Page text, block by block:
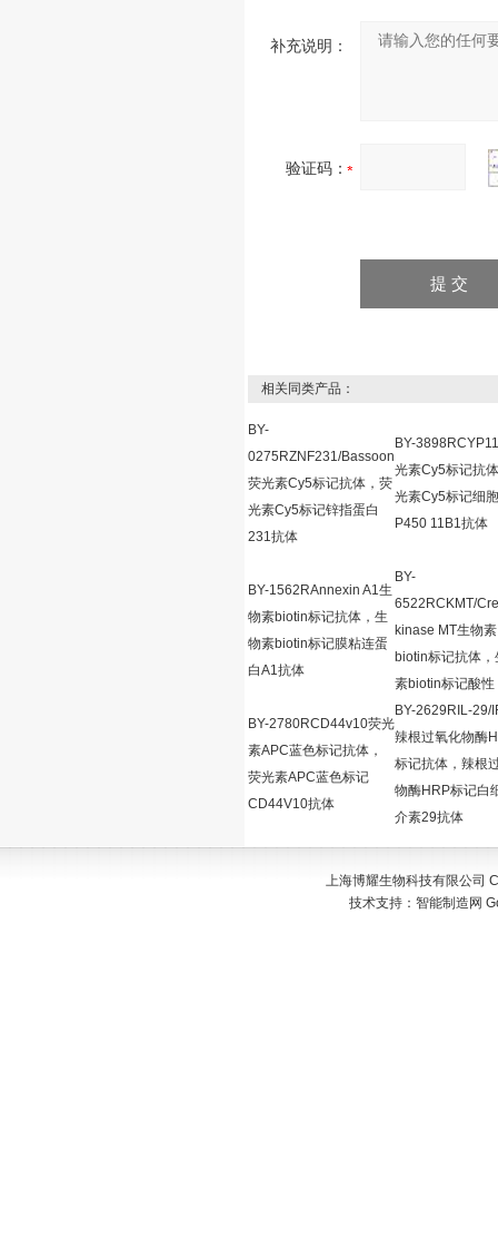
补充说明：
验证码：
相关同类产品：
BY-
0275RZNF231/Bassoon
荧光素Cy5标记抗体，荧
光素Cy5标记锌指蛋白
231抗体
BY-
光素Cy5标记抗
光素Cy5标记细
P450 11B1抗体
BY-1562RAnnexin A1生
物素biotin标记抗体，生
物素biotin标记膜粘连蛋
白A1抗体
BY-
6522RCKMT/
kinase MT生物素
biotin标记抗体，
素biotin标记酸性
BY-2780RCD44v10荧光
素APC蓝色标记抗体，
荧光素APC蓝色标记
CD44V10抗体
BY-2629RIL-29/
辣根过氧化物酶
标记抗体，辣根
物酶HRP标记白
介素29抗体
上海博耀生物科技有限公司
技术支持： 智能制造网